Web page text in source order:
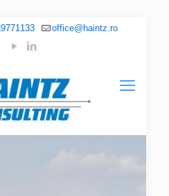
office@haintz.ro